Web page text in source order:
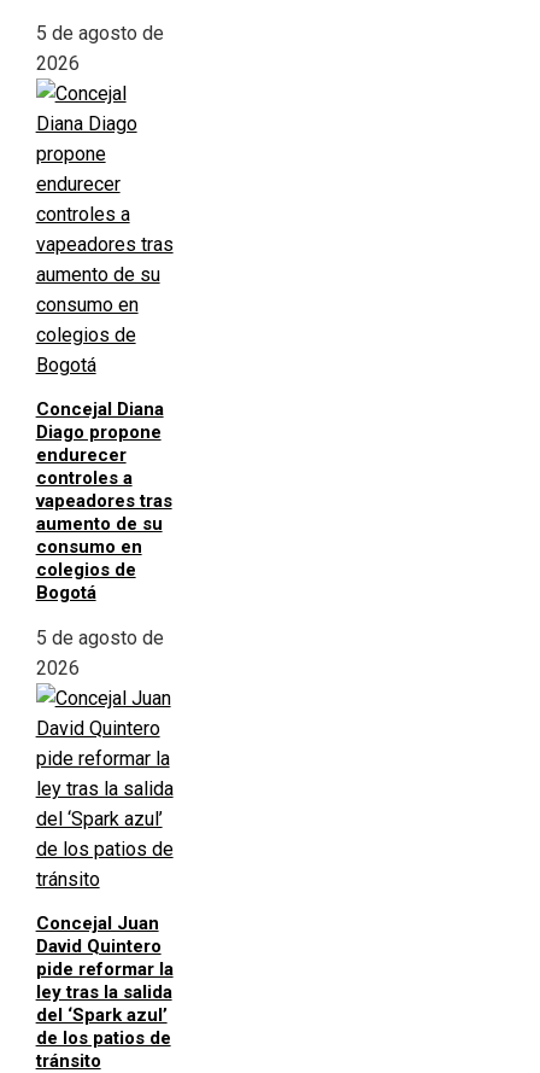
5 de agosto de
2026
Concejal Diana
Diago propone
endurecer
controles a
vapeadores tras
aumento de su
consumo en
colegios de
Bogotá
5 de agosto de
2026
Concejal Juan
David Quintero
pide reformar la
ley tras la salida
del ‘Spark azul’
de los patios de
tránsito